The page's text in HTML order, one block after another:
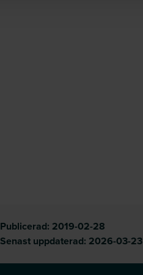
Publicerad: 2019-02-28
Senast uppdaterad: 2026-03-23